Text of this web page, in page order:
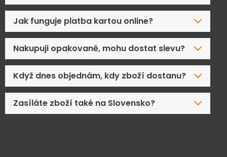
Jak funguje platba kartou online?
Nakupuji opakovaně, mohu dostat slevu?
Když dnes objednám, kdy zboží dostanu?
Zasíláte zboží také na Slovensko?